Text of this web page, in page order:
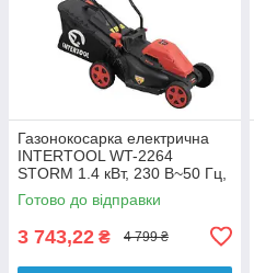
Газонокосарка електрична
INTERTOOL WT-2264
STORM 1.4 кВт, 230 В~50 Гц,
3300 об/хв, висота зрізу 30-
80 мм, контейнер 35 літрів,
Готово до відправки
3 743,22 ₴ 4 799 ₴